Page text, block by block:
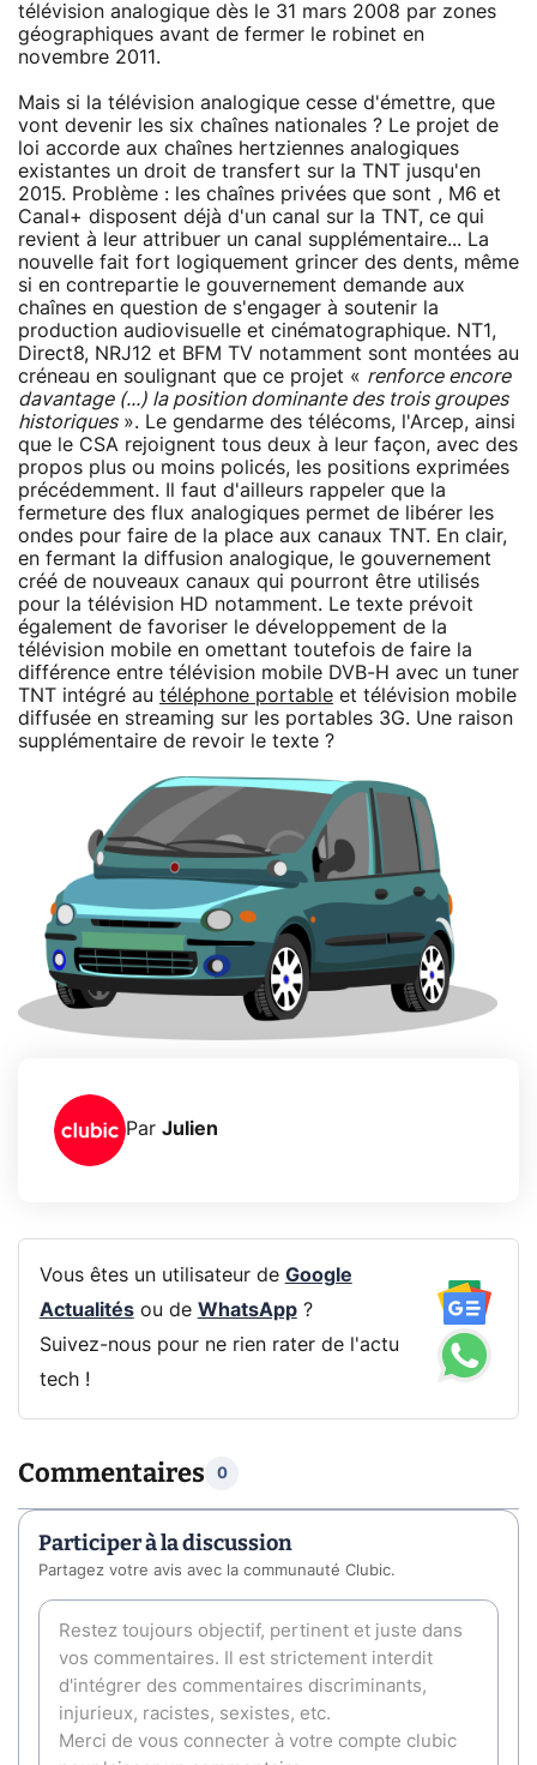
télévision analogique dès le 31 mars 2008 par zones
géographiques avant de fermer le robinet en
novembre 2011.
Mais si la télévision analogique cesse d'émettre, que
vont devenir les six chaînes nationales ? Le projet de
loi accorde aux chaînes hertziennes analogiques
existantes un droit de transfert sur la TNT jusqu'en
2015. Problème : les chaînes privées que sont , M6 et
Canal+ disposent déjà d'un canal sur la TNT, ce qui
revient à leur attribuer un canal supplémentaire... La
nouvelle fait fort logiquement grincer des dents, même
si en contrepartie le gouvernement demande aux
chaînes en question de s'engager à soutenir la
production audiovisuelle et cinématographique. NT1,
Direct8, NRJ12 et BFM TV notamment sont montées au
créneau en soulignant que ce projet « renforce encore
davantage (...) la position dominante des trois groupes
historiques». Le gendarme des télécoms, l'Arcep, ainsi
que le CSA rejoignent tous deux à leur façon, avec des
propos plus ou moins policés, les positions exprimées
précédemment. Il faut d'ailleurs rappeler que la
fermeture des flux analogiques permet de libérer les
ondes pour faire de la place aux canaux TNT. En clair,
en fermant la diffusion analogique, le gouvernement
créé de nouveaux canaux qui pourront être utilisés
pour la télévision HD notamment. Le texte prévoit
également de favoriser le développement de la
télévision mobile en omettant toutefois de faire la
différence entre télévision mobile DVB-H avec un tuner
TNT intégré au téléphone portable et télévision mobile
diffusée en streaming sur les portables 3G. Une raison
supplémentaire de revoir le texte ?
Par Julien
Vous êtes un utilisateur de Google
Actualitésou de WhatsApp?
Suivez-nous pour ne rien rater de l'actu
tech !
Commentaires 0
Participer à la discussion
Partagez votre avis avec la communauté Clubic.